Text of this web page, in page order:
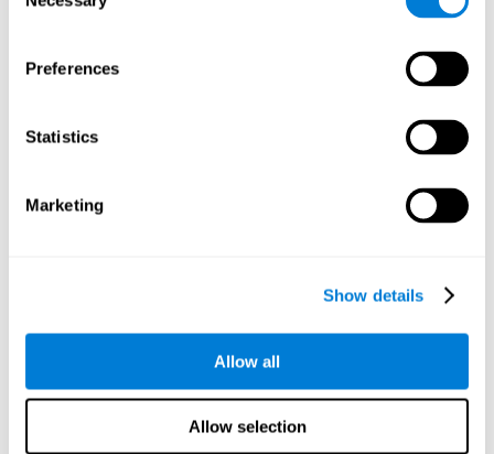
Selection
Preferences
Statistics
Marketing
Show details
Allow all
Allow selection
参加者通过在老人中心的广告和演讲联系。他们都是 长者且会抱
。至少六个月前他们
ZSDS（Zung自评抑郁量表）得分>40，关于焦虑的小问卷得分
>60，则排除患者。 研究中还排除了那些患有严重视力或听力问
神疾病，睡眠呼吸暂停，散发性腿部运动综合征以及使用影响中
对照组接受了为期8周的培训计划，与CogniFit不同，培训计划没
有培养任何特定的认知能力，不符合参与者的表现，也没有提供
任何反馈。他们只需做一些简单的，计算机化的阅读和绘画任
测量变量:
17种认知技能。 此外，通过放置在参与者手腕